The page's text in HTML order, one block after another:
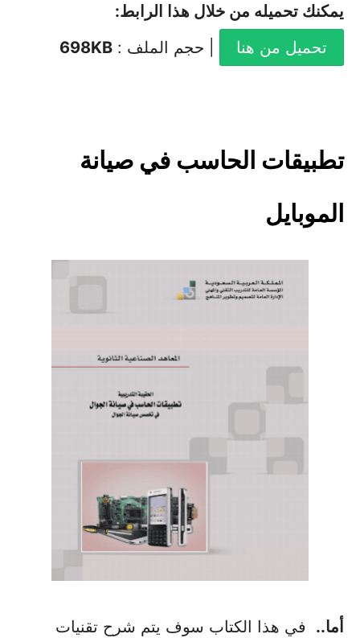
يمكنك تحميله من خلال هذا الرابط:
تحميل من هنا
| حجم الملف : 698KB
تطبيقات الحاسب في صيانة
الموبايل
أما.. في هذا الكتاب سوف يتم شرح تقنيات